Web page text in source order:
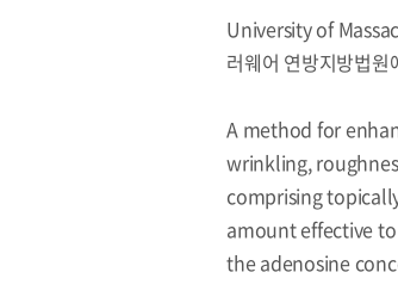
University of
러웨어 연방지방법
A method for
wrinkling,
comprising
amount effective
the adenosine